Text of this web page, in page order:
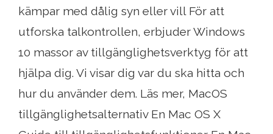
kämpar med dålig syn eller vill För att
utforska talkontrollen, erbjuder Windows
10 massor av tillgänglighetsverktyg för att
hjälpa dig. Vi visar dig var du ska hitta och
hur du använder dem. Läs mer, MacOS
tillgänglighetsalternativ En Mac OS X